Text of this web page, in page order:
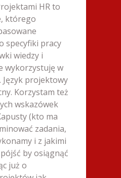
HR to
którego
specyfiki pracy
wiedzy i
wykorzystuję w
Język projektowy
Korzystam też
wskazówek
(kto ma
zadania,
i z jakimi
by osiągnąć
już o